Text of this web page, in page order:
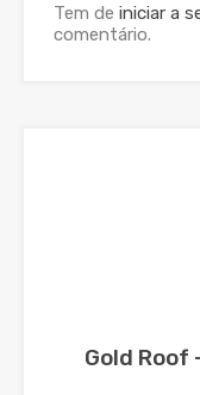
Tem de iniciar a
comentário.
Gold Roof